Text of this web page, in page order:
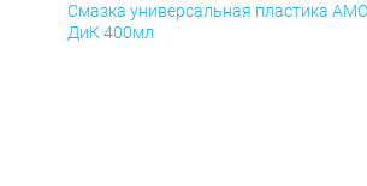
Смазка универсальная пластика
ДиК 400мл